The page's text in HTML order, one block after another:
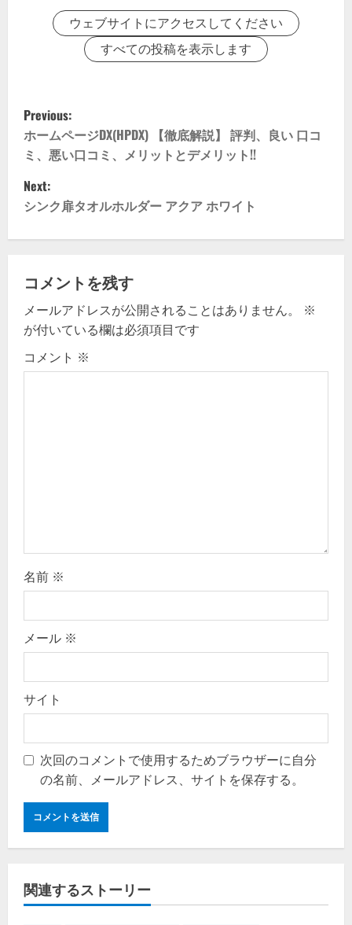
ウェブサイトにアクセスしてください
すべての投稿を表示します
P
o
s
t
n
a
v
i
g
Previous:
ホームページDX(HPDX) 【徹底解説】 評判、良い 口コ
ミ、悪い口コミ、メリットとデメリット!!
Next:
シンク扉タオルホルダー アクア ホワイト
コメントを残す
メールアドレスが公開されることはありません。
※
が付いている欄は必須項目です
コメント ※
名前 ※
メール ※
サイト
次回のコメントで使用するためブラウザーに自分
の名前、メールアドレス、サイトを保存する。
関連するストーリー